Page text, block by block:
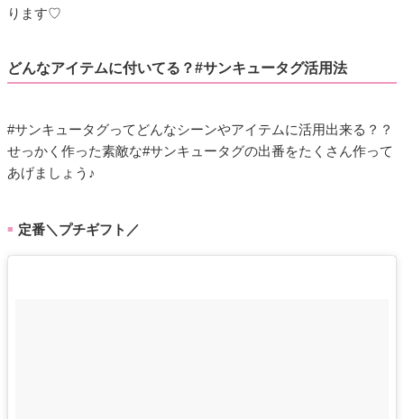
ります♡
どんなアイテムに付いてる？#サンキュータグ活用法
#サンキュータグってどんなシーンやアイテムに活用出来る？？
せっかく作った素敵な#サンキュータグの出番をたくさん作って
あげましょう♪
■ 定番＼プチギフト／